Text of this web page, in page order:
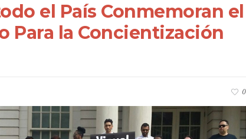
el País Conmemoran el
Para la Concientización
0